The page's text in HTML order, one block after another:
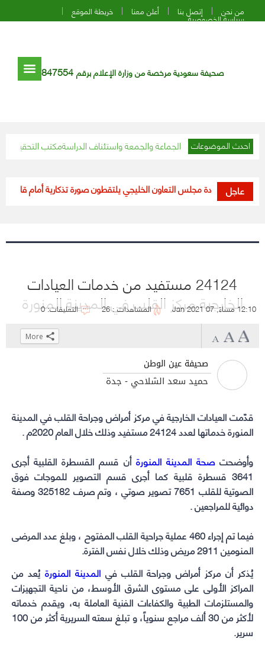
من نحن إتصل بنا أعلن معنا خريطة الموقع
سياسة الخصوصية
صحيفة سعودية مرخصة من وزارة الإعلام برقم 847554
احدث الموضوعات
رفع تعليق صلاة الجماعة والجمعة واستئناف الدراسةمكتب التحقيقات
عاجلقادة مجلس التعاون الخليجي يلتقطون صورة تذكارية أمام قاعة مرايا
24124 مستفيد من خدمات العيادات
الخارجية مركز القلب في المدينة المنورة12:10 مساءً, 07 Jan 2021 المشاهدات : 26 التعليقات: 0
صحيفة عين الوطن
حميد سعد الشلاحي - جدة
قدّمت العيادات الخارجية في مركز أمراض وجراحة القلب في المدينة
المنورة خدماتها لعدد 24124 مستفيد وذلك خلال العام 2020م .
وأوضحتصحة المدينة المنورة أن قسم القسطرة القلبية أجرى
3641 قسطرة قلبية كما أجرى قسم التصوير للموجات فوق
الصوتية للقلب 7651 تصوير صوتي ، وتم صرف 325182 وصفة
دوائية للمراجعين .
فيما تم إجراء 460 عملية جراحية القلب المفتوح ، وبلغ عدد المرضى
المنومين 2911 مريض وذلك خلال نفس الفترة.
يُذكر أن مركز أمراض وجراحة القلب فيالمدينة المنورة يُعد من
المراكز الأولى على مستوى الشرق الأوسط، من ناحية التجهيزات
والمستلزمات الطبية والكفاءات الفنية العاملة به، ويقدم خدماته
لأكثر من 30 ألف مراجع سنوياً، و تبلغ سعته السريرية أكثر من 100
سرير.
share
on
(Opens
in
window)
(Opens
in
window)
(Opens
in
window)
Click
(Opens
in
window)
More